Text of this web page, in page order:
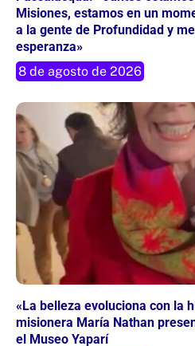
Misiones, estamos en un
a la gente de Profundidad y
esperanza»
8 de agosto de 2026
«La belleza evoluciona con la
misionera María Nathan
el Museo Yaparí